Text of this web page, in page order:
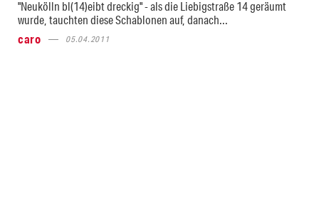
"Neukölln bl(14)eibt dreckig" - als die Liebigstraße 14 geräumt
wurde, tauchten diese Schablonen auf, danach...
caro
05.04.2011